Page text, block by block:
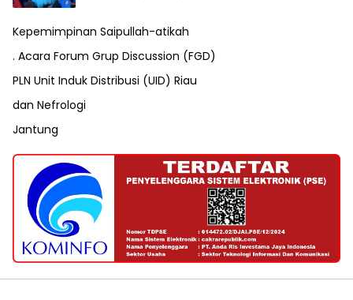
Kepemimpinan Saipullah-atikah
. Acara Forum Grup Discussion (FGD)
PLN Unit Induk Distribusi (UID) Riau
dan Nefrologi
Jantung